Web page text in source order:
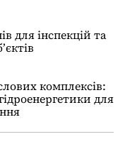
для інспекцій та
комплексів:
для